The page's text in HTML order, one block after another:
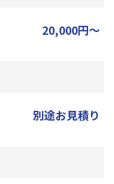
20,000円～
別途お見積り